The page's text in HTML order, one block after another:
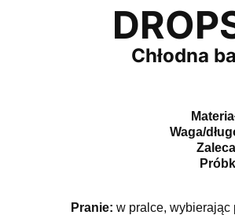
Chłodna
Waga/
Pranie: w pralce, wybierając